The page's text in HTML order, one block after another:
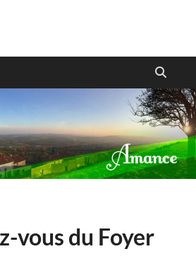
vous du Foyer